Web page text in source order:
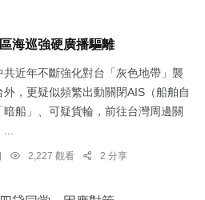
海巡強硬廣播驅離
共近年不斷強化對台「灰色地帶」襲
，更疑似頻繁出動關閉AIS（船舶自
船」、可疑貨輪，前往台灣周邊關
...
2,227 觀看 2 分享